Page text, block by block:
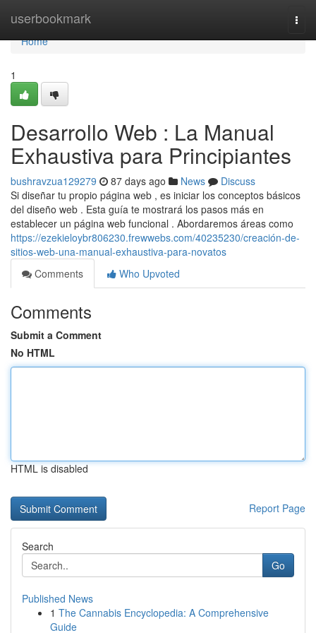
userbookmark
Home
Home
1
Desarrollo Web : La Manual
Exhaustiva para Principiantes
bushravzua129279 87 days ago News
Discuss
Si diseñar tu propio página web , es iniciar los conceptos básicos
del diseño web . Esta guía te mostrará los pasos más en
establecer un página web funcional . Abordaremos áreas como
https://ezekieloybr806230.frewwebs.com/40235230/creación-de-
sitios-web-una-manual-exhaustiva-para-novatos
Comments
Who Upvoted
Comments
Submit a Comment
No HTML
HTML is disabled
Report Page
Search
Go
Published News
1 The Cannabis Encyclopedia: A Comprehensive
Guide